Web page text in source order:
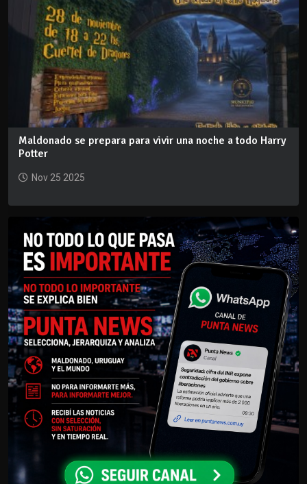
Maldonado se prepara para vivir una noche a todo Harry
Potter
Nov 25 2025